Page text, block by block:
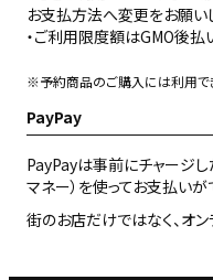
お支払方法へ変更をお願い
・ご利用限度額はGMO後払
※予約商品のご購入には利用で
PayPay
PayPayは事前にチャージ
マネー）を使ってお支払いが
街のお店だけではなく、オン